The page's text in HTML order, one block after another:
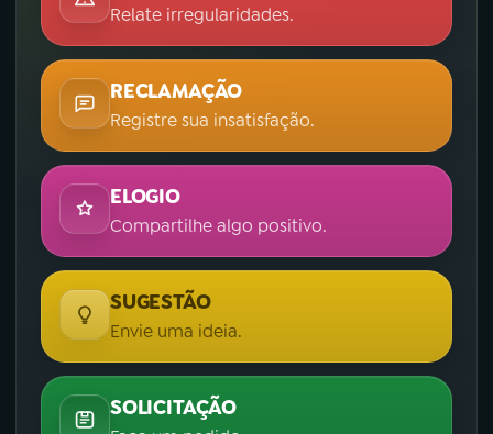
Relate irregularidades.
RECLAMAÇÃO
Registre sua insatisfação.
ELOGIO
Compartilhe algo positivo.
SUGESTÃO
Envie uma ideia.
SOLICITAÇÃO